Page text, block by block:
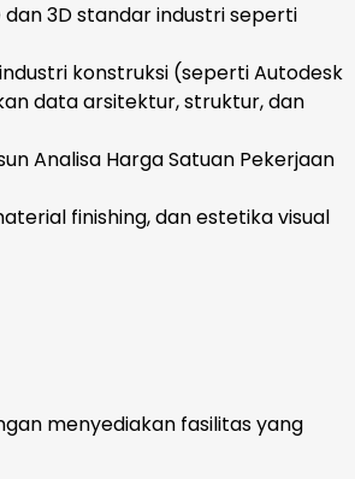
3D standar industri seperti
konstruksi (seperti Autodesk
data arsitektur, struktur, dan
Analisa Harga Satuan Pekerjaan
finishing, dan estetika visual
menyediakan fasilitas yang